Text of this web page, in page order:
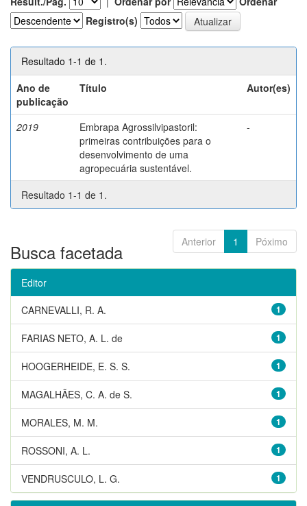
Registro(s)
Resultado 1-1 de 1.
Ano de
publicação
Título Autor(es)
2019
Embrapa Agrossilvipastoril:
primeiras contribuições para o
desenvolvimento de uma
agropecuária sustentável.
-
Resultado 1-1 de 1.
Anterior 1 Póximo
Busca facetada
Editor
1
CARNEVALLI, R. A.
1
FARIAS NETO, A. L. de
1
HOOGERHEIDE, E. S. S.
1
MAGALHÃES, C. A. de S.
1
MORALES, M. M.
1
ROSSONI, A. L.
1
VENDRUSCULO, L. G.